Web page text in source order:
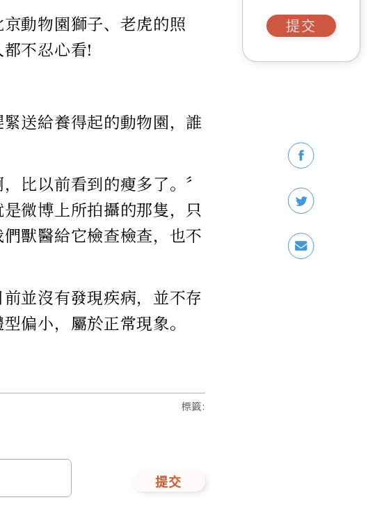
動物園獅子、老虎的照
不忍心看!
送給養得起的動物園，誰
比以前看到的瘦多了。〞
微博上所拍攝的那隻，只
獸醫給它檢查檢查，也不
並沒有發現疾病，並不存
偏小，屬於正常現象。
提交
標籤:
提交